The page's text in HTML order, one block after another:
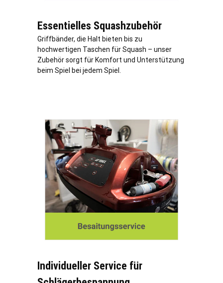
Essentielles Squashzubehör
Griffbänder, die Halt bieten bis zu
hochwertigen Taschen für Squash – unser
Zubehör sorgt für Komfort und Unterstützung
beim Spiel bei jedem Spiel.
Individueller Service für